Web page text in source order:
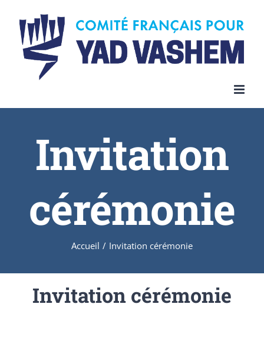
Invitation
cérémonie
Accueil / Invitation cérémonie
Invitation cérémonie